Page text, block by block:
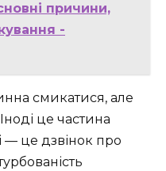
причини,
-
смикатися, але
це частина
— це дзвінок про